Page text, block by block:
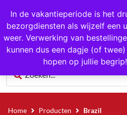
In de vakantieperiode is het
bezorgdiensten als wijzelf een
weer. Verwerking van
kunnen dus een dagje (of
hopen op jullie begrip!
Home Producten Brazil